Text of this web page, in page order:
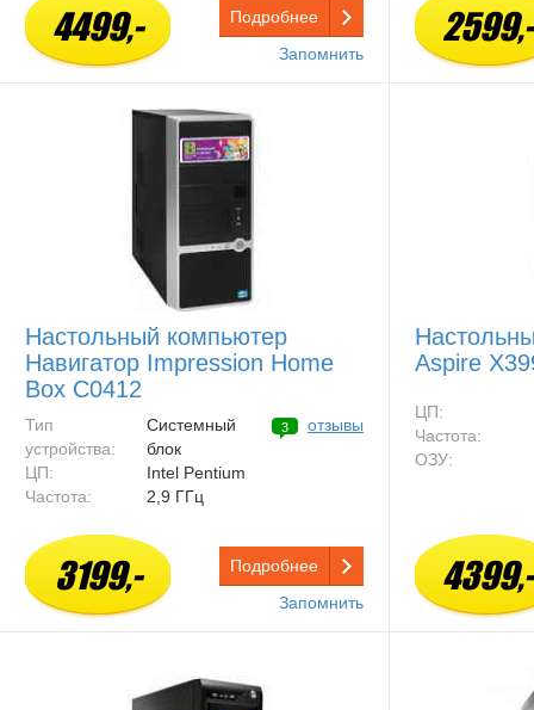
4499,-
Подробнее
Запомнить
2599,-
Настольный компьютер
Навигатор Impression Home
Box C0412
Тип
устройства:
Системный
блок
ЦП:
Intel Pentium
Частота:
2,9 ГГц
3 отзывы
3199,-
Подробнее
Запомнить
Aspire
ЦП:
Частота:
ОЗУ:
4399,-